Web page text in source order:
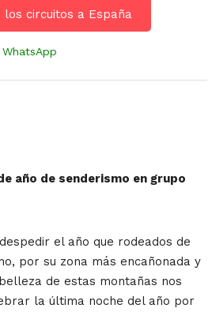
los circuitos a España
año de senderismo en grupo
el año que rodeados de
por su zona más encañonada y
de estas montañas nos
la última noche del año por